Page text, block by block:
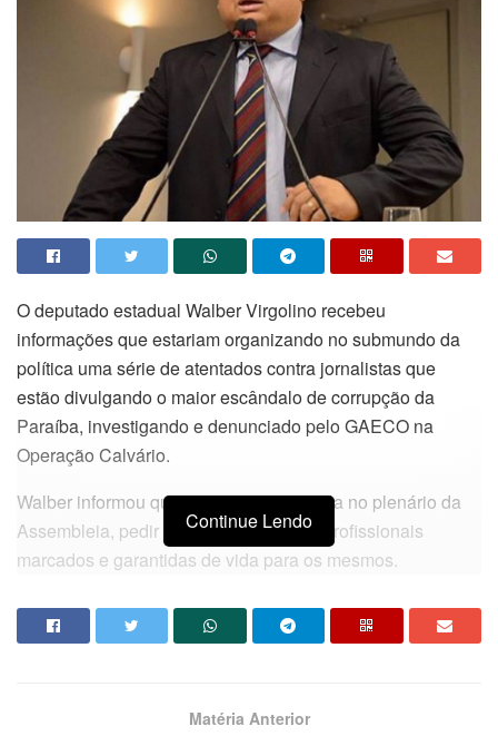
O deputado estadual Walber Virgolino recebeu
informações que estariam organizando no submundo da
política uma série de atentados contra jornalistas que
estão divulgando o maior escândalo de corrupção da
Paraíba, investigando e denunciado pelo GAECO na
Operação Calvário.
Walber informou que vai fazer a denuncia no plenário da
Assembleia, pedir a solidariedade aos profissionais
marcados e garantidas de vida para os mesmos.
Continue Lendo
Matéria Anterior